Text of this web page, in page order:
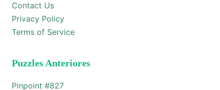
Contact Us
Privacy Policy
Terms of Service
Puzzles Anteriores
Pinpoint #827